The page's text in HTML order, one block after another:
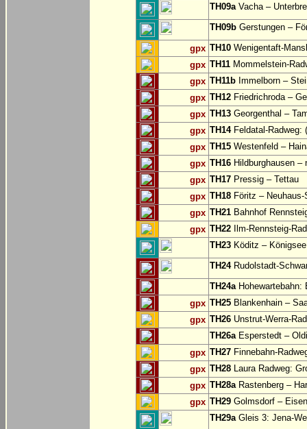
TH09aVacha –
TH09b Gerstungen –
gpx TH10 Wenigentaft-
gpx TH11 Mommelstein-
gpx TH11b Immelborn –
gpx TH12 Friedrichroda –
gpx TH13 Georgenthal –
gpx TH14Feldatal-Radweg:
gpx TH15 Westenfeld –
gpx TH16 Hildburghausen –
gpx TH17 Pressig – Tettau
gpx TH18 Föritz –
gpx TH21 Bahnhof
gpx TH22 Ilm-Rennsteig-
TH23 Köditz –
TH24Rudolstadt-
TH24aHohewartebahn:
gpx TH25 Blankenhain –
gpx TH26 Unstrut-Werra-
TH26aEsperstedt –
gpx TH27 Finnebahn-
gpx TH28 Laura Radweg:
gpx TH28aRastenberg –
gpx TH29 Golmsdorf –
TH29aGleis 3: Jena-